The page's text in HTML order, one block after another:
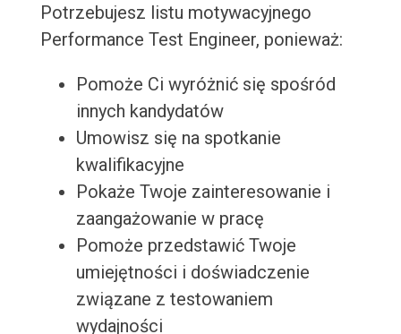
Potrzebujesz listu motywacyjnego
Performance Test Engineer, ponieważ:
Pomoże Ci wyróżnić się spośród
innych kandydatów
Umowisz się na spotkanie
kwalifikacyjne
Pokaże Twoje zainteresowanie i
zaangażowanie w pracę
Pomoże przedstawić Twoje
umiejętności i doświadczenie
związane z testowaniem
wydajności